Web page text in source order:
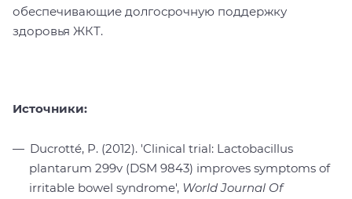
обеспечивающие долгосрочную поддержку
здоровья ЖКТ.
Источники:
Ducrotté, P. (2012). 'Clinical trial: Lactobacillus
plantarum 299v (DSM 9843) improves symptoms of
irritable bowel syndrome', World Journal Of